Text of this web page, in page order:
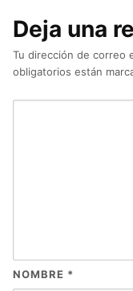
Deja una
Tu dirección de correo
obligatorios están
NOMBRE *